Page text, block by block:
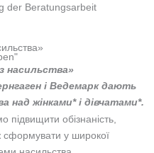
насильства»
і Ведемарк дають
над жінками* і дівчатами*.
підвищити обізнаність,
сформувати у широкої